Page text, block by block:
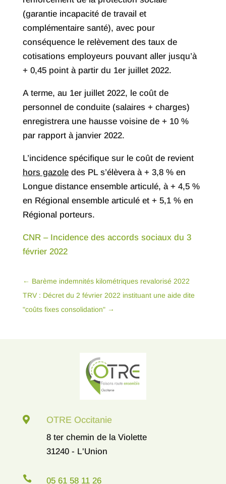
(garantie incapacité de travail et
complémentaire santé), avec pour
conséquence le relèvement des taux de
cotisations employeurs pouvant aller jusqu’à
+ 0,45 point à partir du 1er juillet 2022.
A terme, au 1er juillet 2022, le coût de
personnel de conduite (salaires + charges)
enregistrera une hausse voisine de + 10 %
par rapport à janvier 2022.
L’incidence spécifique sur le coût de revient
hors gazoledes PL s’élèvera à + 3,8 % en
Longue distance ensemble articulé, à + 4,5 %
en Régional ensemble articulé et + 5,1 % en
Régional porteurs.
CNR – Incidence des accords sociaux du 3
février 2022
← Barème indemnités kilométriques revalorisé 2022
TRV : Décret du 2 février 2022 instituant une aide dite
"coûts fixes consolidation"→
 OTRE Occitanie
8 ter chemin de la Violette
31240 - L'Union
 05 61 58 11 26